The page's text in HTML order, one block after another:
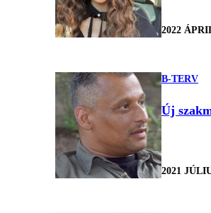
2022
B-TERV
Új
2021